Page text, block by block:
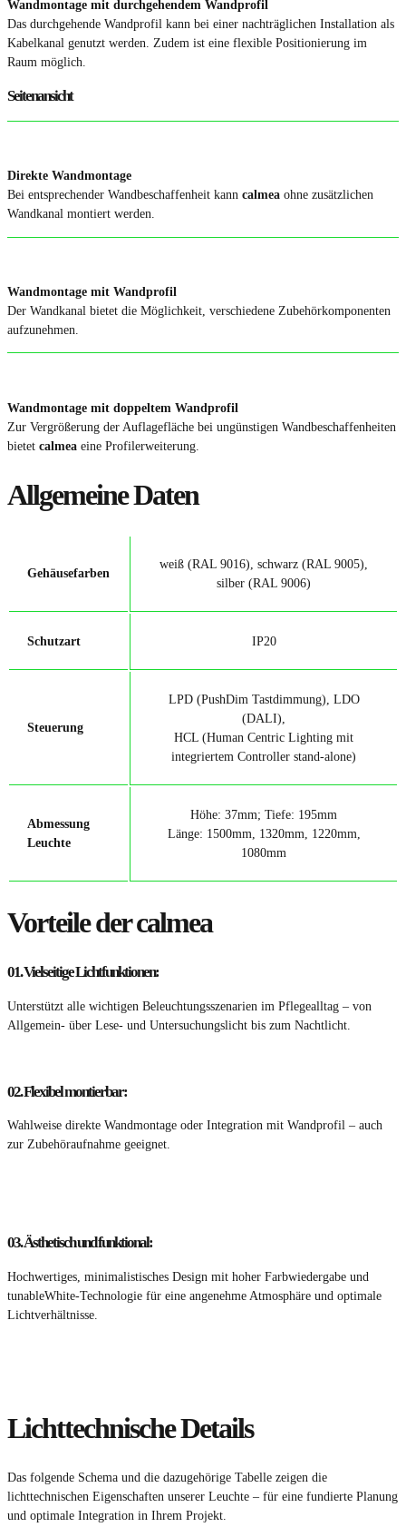
Wandmontage mit durchgehendem Wandprofil
Das durchgehende Wandprofil kann bei einer nachträglichen Installation als
Kabelkanal genutzt werden. Zudem ist eine flexible Positionierung im
Raum möglich.
Seitenansicht
Direkte Wandmontage
Bei entsprechender Wandbeschaffenheit kann calmea ohne zusätzlichen
Wandkanal montiert werden.
Wandmontage mit Wandprofil
Der Wandkanal bietet die Möglichkeit, verschiedene Zubehörkomponenten
aufzunehmen.
Wandmontage mit doppeltem Wandprofil
Zur Vergrößerung der Auflagefläche bei ungünstigen Wandbeschaffenheiten
bietet calmea eine Profilerweiterung.
Allgemeine Daten
Gehäusefarben
weiß (RAL 9016), schwarz (RAL 9005),
silber (RAL 9006)
Schutzart IP20
Steuerung
LPD (PushDim Tastdimmung), LDO
(DALI),
HCL (Human Centric Lighting mit
integriertem Controller stand-alone)
Abmessung
Leuchte
Höhe: 37mm; Tiefe: 195mm
Länge: 1500mm, 1320mm, 1220mm,
1080mm
Vorteile der calmea
01.Vielseitige Lichtfunktionen:
Unterstützt alle wichtigen Beleuchtungsszenarien im Pflegealltag – von
Allgemein- über Lese- und Untersuchungslicht bis zum Nachtlicht.
02.Flexibel montierbar:
Wahlweise direkte Wandmontage oder Integration mit Wandprofil – auch
zur Zubehöraufnahme geeignet.
03.Ästhetisch und funktional:
Hochwertiges, minimalistisches Design mit hoher Farbwiedergabe und
tunableWhite-Technologie für eine angenehme Atmosphäre und optimale
Lichtverhältnisse.
Lichttechnische Details
Das folgende Schema und die dazugehörige Tabelle zeigen die
lichttechnischen Eigenschaften unserer Leuchte – für eine fundierte Planung
und optimale Integration in Ihrem Projekt.